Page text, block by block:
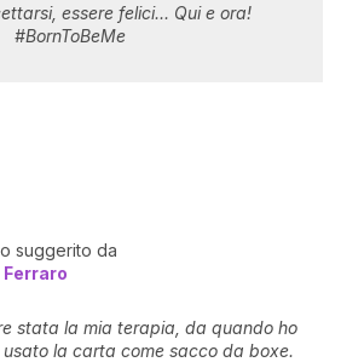
essere felici... Qui e ora!
#BornToBeMe
suggerito da
Ferraro
stata la mia terapia, da quando ho
usato la carta come sacco da boxe.